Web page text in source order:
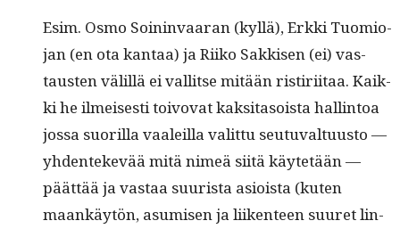
Esim. Osmo Soin­in­vaaran (kyl­lä), Erk­ki Tuomio­
jan (en ota kan­taa) ja Riiko Sakkisen (ei) vas­
tausten välil­lä ei val­litse mitään ris­tiri­itaa. Kaik­
ki he ilmeis­es­ti toivo­vat kak­si­ta­soista hallintoa
jos­sa suo­ril­la vaaleil­la valit­tu seu­tu­val­tu­us­to —
yhden­tekevää mitä nimeä siitä käytetään —
päät­tää ja vas­taa suurista asioista (kuten
maankäytön, asumisen ja liiken­teen suuret lin­